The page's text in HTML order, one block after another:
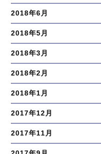
2018年6月
2018年5月
2018年3月
2018年2月
2018年1月
2017年12月
2017年11月